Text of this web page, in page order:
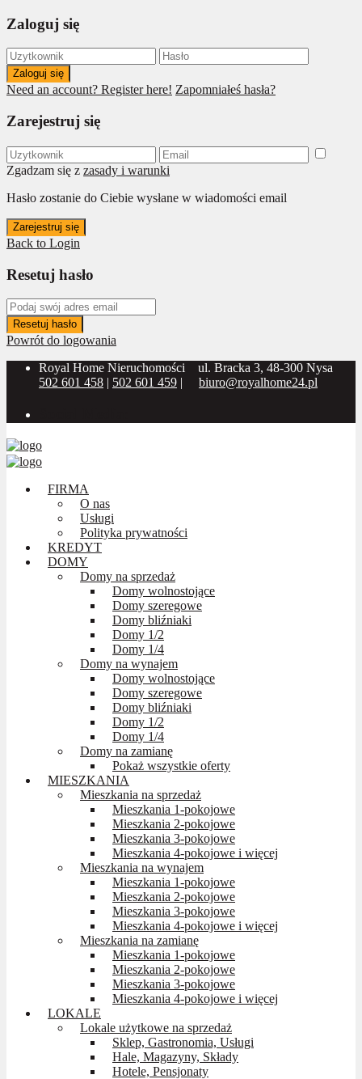
Zaloguj się
Zaloguj się
Need an account? Register here! Zapomniałeś hasła?
Zarejestruj się
Zgadzam się z zasady i warunki
Hasło zostanie do Ciebie wysłane w wiadomości email
Zarejestruj się
Back to Login
Resetuj hasło
Resetuj hasło
Powrót do logowania
Royal Home Nieruchomości
ul. Bracka 3, 48-300 Nysa
502 601 458 | 502 601 459 | biuro@royalhome24.pl
FIRMA
O nas
Usługi
Polityka prywatności
KREDYT
DOMY
Domy na sprzedaż
Domy wolnostojące
Domy szeregowe
Domy bliźniaki
Domy 1/2
Domy 1/4
Domy na wynajem
Domy wolnostojące
Domy szeregowe
Domy bliźniaki
Domy 1/2
Domy 1/4
Domy na zamianę
Pokaż wszystkie oferty
MIESZKANIA
Mieszkania na sprzedaż
Mieszkania 1-pokojowe
Mieszkania 2-pokojowe
Mieszkania 3-pokojowe
Mieszkania 4-pokojowe i więcej
Mieszkania na wynajem
Mieszkania 1-pokojowe
Mieszkania 2-pokojowe
Mieszkania 3-pokojowe
Mieszkania 4-pokojowe i więcej
Mieszkania na zamianę
Mieszkania 1-pokojowe
Mieszkania 2-pokojowe
Mieszkania 3-pokojowe
Mieszkania 4-pokojowe i więcej
LOKALE
Lokale użytkowe na sprzedaż
Sklep, Gastronomia, Usługi
Hale, Magazyny, Składy
Hotele, Pensjonaty